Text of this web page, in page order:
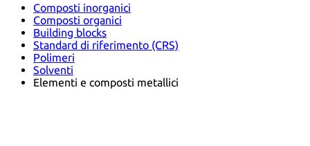
Composti inorganici
Composti organici
Building blocks
Standard di riferimento (CRS)
Polimeri
Solventi
Elementi e composti metallici